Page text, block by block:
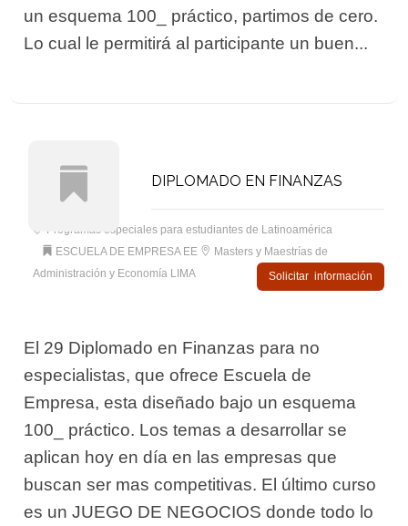
un esquema 100_ práctico, partimos de cero.
Lo cual le permitirá al participante un buen...
DIPLOMADO EN FINANZAS
Programas especiales para estudiantes de Latinoamérica
ESCUELA DE EMPRESA EE
Masters y Maestrías de
Administración y Economía LIMA
Solicitar información
El 29 Diplomado en Finanzas para no
especialistas, que ofrece Escuela de
Empresa, esta diseñado bajo un esquema
100_ práctico. Los temas a desarrollar se
aplican hoy en día en las empresas que
buscan ser mas competitivas. El último curso
es un JUEGO DE NEGOCIOS donde todo lo